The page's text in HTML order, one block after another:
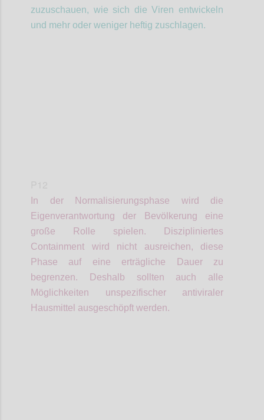
zuzuschauen, wie sich die Viren entwickeln
und mehr oder weniger heftig zuschlagen.
In der Normalisierungsphase wird die
Eigenverantwortung der Bevölkerung eine
große Rolle spielen.
Diszipliniertes
Containment wird nicht ausreichen, diese
Phase auf eine erträgliche Dauer zu
begrenzen. Deshalb sollten auch alle
Möglichkeiten unspezifischer antiviraler
Hausmittel ausgeschöpft werden.